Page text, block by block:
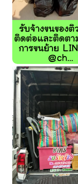
รับจ้างขนของติ
ติดต่อและติดตา
การขนย้าย
@ch...